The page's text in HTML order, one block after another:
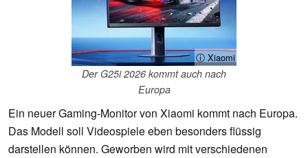
ⓘ Xiaomi
Der G25i 2026 kommt auch nach
Europa
Ein neuer Gaming-Monitor von Xiaomi kommt nach Europa.
Das Modell soll Videospiele eben besonders flüssig
darstellen können. Geworben wird mit verschiedenen